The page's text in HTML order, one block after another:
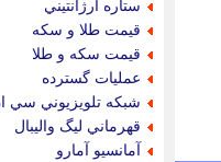
ستاره آرژانتيني
قيمت طلا و سكه
قيمت سكه و طلا
عمليات گسترده
شبكه تلويزيوني سي
قهرماني ليگ واليبال
آمانسيو آمارو